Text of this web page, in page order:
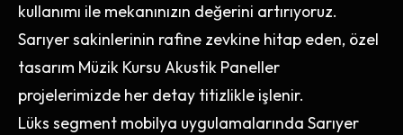
kullanımı ile mekanınızın değerini artırıyoruz.
Sarıyer sakinlerinin rafine zevkine hitap eden, özel
tasarım Müzik Kursu Akustik Paneller
projelerimizde her detay titizlikle işlenir.
Lüks segment mobilya uygulamalarında Sarıyer